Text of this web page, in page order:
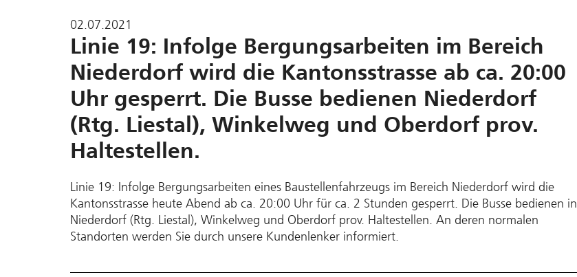
02.07.2021
Linie 19: Infolge Bergungsarbeiten im Bereich
Niederdorf wird die Kantonsstrasse ab ca. 20:00
Uhr gesperrt. Die Busse bedienen Niederdorf
(Rtg. Liestal), Winkelweg und Oberdorf prov.
Haltestellen.
Linie 19: Infolge Bergungsarbeiten eines Baustellenfahrzeugs im Bereich Niederdorf wird die
Kantonsstrasse heute Abend ab ca. 20:00 Uhr für ca. 2 Stunden gesperrt. Die Busse bedienen in
Niederdorf (Rtg. Liestal), Winkelweg und Oberdorf prov. Haltestellen. An deren normalen
Standorten werden Sie durch unsere Kundenlenker informiert.